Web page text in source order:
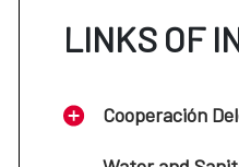
LINKS OF
Cooperación